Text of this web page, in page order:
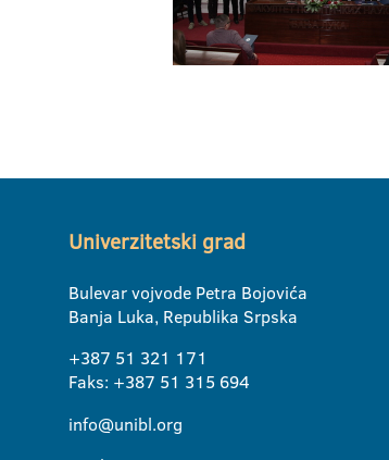
Univerzitetski grad
Bulevar vojvode Petra Bojovića
Banja Luka, Republika Srpska
+387 51 321 171
Faks: +387 51 315 694
info@unibl.org